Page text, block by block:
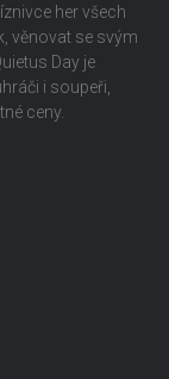
her všech
věnovat se svým
Day je
i soupeři,
ceny.